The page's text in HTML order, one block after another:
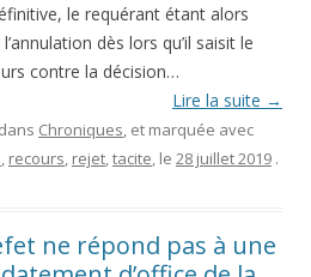
le requérant étant alors
dès lors qu’il saisit le
contre la décision…
Lire la suite →
Chroniques, et marquée avec
, recours, rejet,tacite, le 28 juillet 2019 .
ne répond pas à une